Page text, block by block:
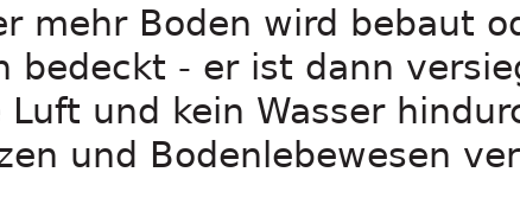
mehr Boden wird bebaut
bedeckt - er ist dann
Luft und kein Wasser
und Bodenlebewesen